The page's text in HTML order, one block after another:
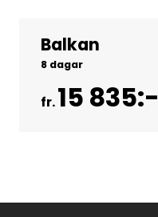
Gruppresor
Balkan
8 dagar
fr.15 835:-